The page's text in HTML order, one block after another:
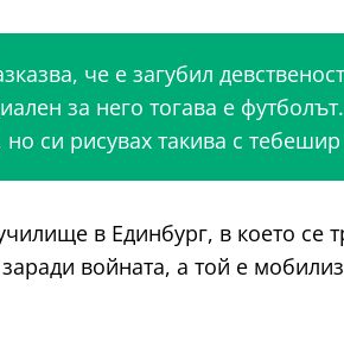
че е загубил
за него тогава е
си рисувах такива с тебешир
в Единбург, в което се
войната, а той е